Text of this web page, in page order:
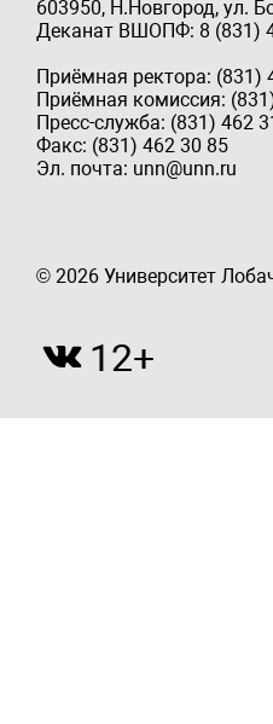
603950, Н.Новгород, ул.
Деканат ВШОПФ: 8 (831)
Приёмная ректора: (831)
Приёмная комиссия:
Пресс-служба: (831) 462
Факс: (831) 462 30 85
Эл. почта: unn@unn.ru
© 2026 Университет
12+